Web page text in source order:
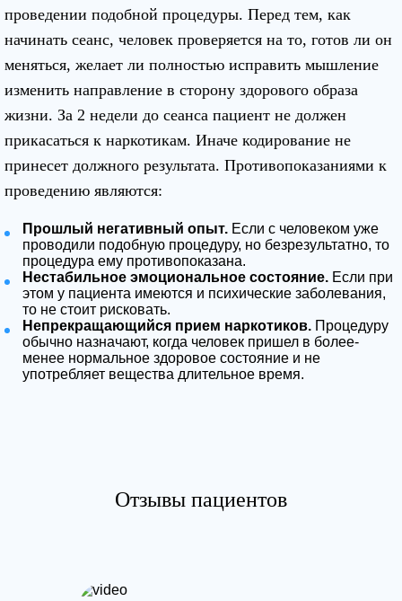
проведении подобной процедуры. Перед тем, как
начинать сеанс, человек проверяется на то, готов ли он
меняться, желает ли полностью исправить мышление
изменить направление в сторону здорового образа
жизни. За 2 недели до сеанса пациент не должен
прикасаться к наркотикам. Иначе кодирование не
принесет должного результата. Противопоказаниями к
проведению являются:
Прошлый негативный опыт. Если с человеком уже
проводили подобную процедуру, но безрезультатно, то
процедура ему противопоказана.
Нестабильное эмоциональное состояние. Если при
этом у пациента имеются и психические заболевания,
то не стоит рисковать.
Непрекращающийся прием наркотиков. Процедуру
обычно назначают, когда человек пришел в более-
менее нормальное здоровое состояние и не
употребляет вещества длительное время.
Отзывы пациентов